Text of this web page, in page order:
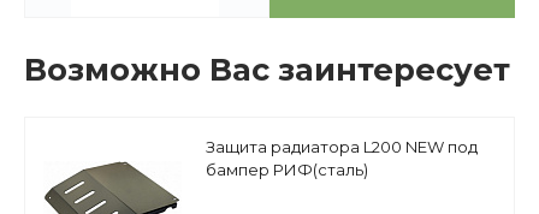
Возможно Вас заинтересует
Защита радиатора L200 NEW под
бампер РИФ(сталь)